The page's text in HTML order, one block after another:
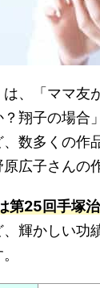
は、「ママ友
？翔子の場合
数多くの作
広子さんの
第25回手塚
輝かしい功